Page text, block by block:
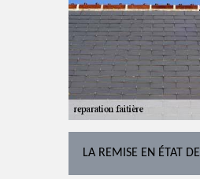
LA REMISE EN ÉTAT